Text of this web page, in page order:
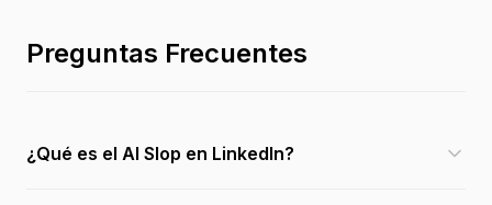
Preguntas Frecuentes
¿Qué es el AI Slop en LinkedIn?